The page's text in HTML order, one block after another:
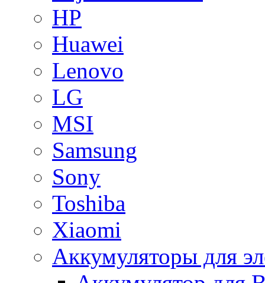
HP
Huawei
Lenovo
LG
MSI
Samsung
Sony
Toshiba
Xiaomi
Аккумуляторы для